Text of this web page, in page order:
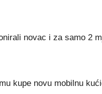
novac i za samo 2
kupe novu mobilnu